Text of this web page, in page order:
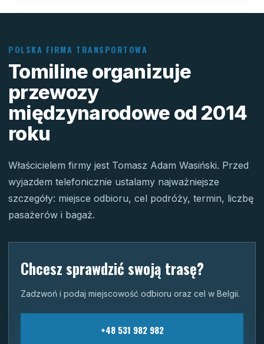
POLSKA FIRMA TRANSPORTOWA
Tomiline organizuje
przewozy
międzynarodowe od 2014
roku
Właścicielem firmy jest Tomasz Adam Wasiński. Przed
wyjazdem telefonicznie ustalamy najważniejsze
szczegóły: miejsce odbioru, cel podróży, termin, liczbę
pasażerów i bagaż.
Chcesz sprawdzić swoją trasę?
Zadzwoń i podaj miejscowość odbioru oraz cel w Belgii.
+48 531 982 982